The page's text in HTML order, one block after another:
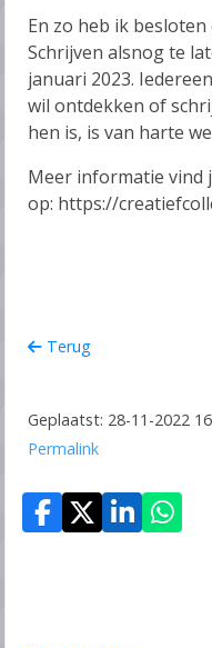
En zo heb ik
Schrijven alsnog te
januari 2023.
wil ontdekken of
hen is, is van harte
Meer informatie vind
op: https://
Terug
Geplaatst: 28-11-2022
Permalink